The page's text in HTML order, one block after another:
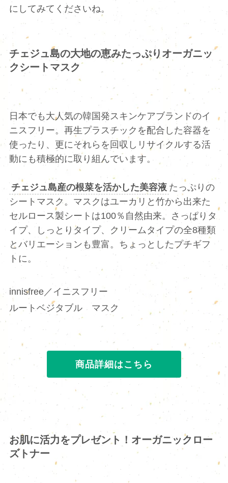
にしてみてくださいね。
チェジュ島の大地の恵みたっぷりオーガニッ
クシートマスク
日本でも大人気の韓国発スキンケアブランドのイ
ニスフリー。再生プラスチックを配合した容器を
使ったり、更にそれらを回収しリサイクルする活
動にも積極的に取り組んでいます。
チェジュ島産の根菜を活かした美容液 たっぷりの
シートマスク。マスクはユーカリと竹から出来た
セルロース製シートは100％自然由来。さっぱりタ
イプ、しっとりタイプ、クリームタイプの全8種類
とバリエーションも豊富。ちょっとしたプチギフ
トに。
innisfree／イニスフリー
ルートベジタブル マスク
商品詳細はこちら
お肌に活力をプレゼント！オーガニックロー
ズトナー